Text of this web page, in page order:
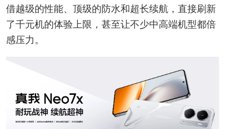
借越级的性能、顶级的防水和超长续航，直接刷新
了千元机的体验上限，甚至让不少中高端机型都倍
感压力。